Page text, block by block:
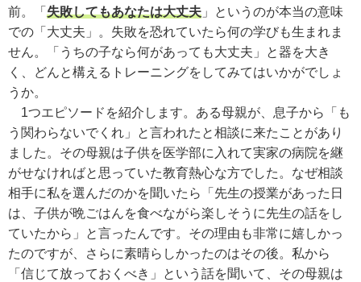
前。「 失敗してもあなたは大丈夫 」というのが本当の意味
での「大丈夫」。失敗を恐れていたら何の学びも生まれま
せん。「うちの子なら何があっても大丈夫」と器を大き
く、どんと構えるトレーニングをしてみてはいかがでしょ
うか。
1つエピソードを紹介します。ある母親が、息子から「も
う関わらないでくれ」と言われたと相談に来たことがあり
ました。その母親は子供を医学部に入れて実家の病院を継
がせなければと思っていた教育熱心な方でした。なぜ相談
相手に私を選んだのかを聞いたら「先生の授業があった日
は、子供が晩ごはんを食べながら楽しそうに先生の話をし
ていたから」と言ったんです。その理由も非常に嬉しかっ
たのですが、さらに素晴らしかったのはその後。私から
「信じて放っておくべき」という話を聞いて、その母親は